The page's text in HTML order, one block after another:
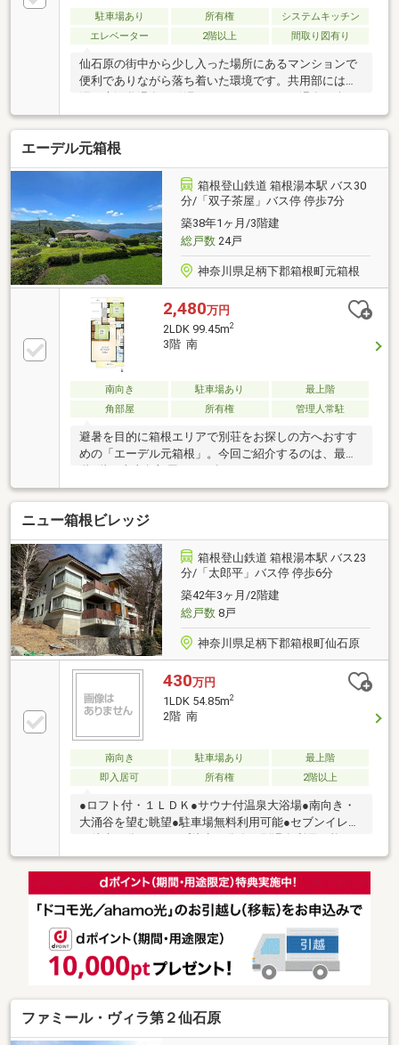
駐車場あり 所有権
システムキッチン
エレベーター
2階以上 間取り図有り
仙石原の街中から少し入った場所にあるマンションで
便利でありながら落ち着いた環境です。共用部には白
むことができます。
エーデル元箱根
箱根登山鉄道 箱根湯本駅 バス30
分/「双子茶屋」バス停 停歩7分
築38年1ヶ月/3階建
総戸数24戸
神奈川県足柄下郡箱根町元箱根
2,480万円
2LDK 99.45m2
3階 南
南向き 駐車場あり
最上階
角部屋
所有権 管理人常駐
避暑を目的に箱根エリアで別荘をお探しの方へおすす
めの「エーデル元箱根」。今回ご紹介するのは、最上
階3階・南東角部屋、99㎡超のゆとりある2LDKです。
標高約860ｍに位置し、爽やかな芦ノ湖を見下ろすお
部屋は、3方向採光で風通りも良好。別荘ならではの
開放感に満ちています。館内には広々とした大浴場や
貸切家族風呂を備え、管理人常駐の安心の管理体制も
魅力です。ご見学のご予約・お問い合わせを心よりお
待ちしております。
ニュー箱根ビレッジ
箱根登山鉄道 箱根湯本駅 バス23
分/「太郎平」バス停 停歩6分
築42年3ヶ月/2階建
総戸数8戸
神奈川県足柄下郡箱根町仙石原
430万円
1LDK 54.85m2
2階 南
南向き 駐車場あり
最上階
即入居可
所有権 2階以上
●ロフト付・１ＬＤＫ●サウナ付温泉大浴場●南向き・
大涌谷を望む眺望●駐車場無料利用可能●セブンイレブ
ン徒歩３分●Ａコープ徒歩８分〇戸別温泉利用可能
（別途費用）
ファミール・ヴィラ第２仙石原